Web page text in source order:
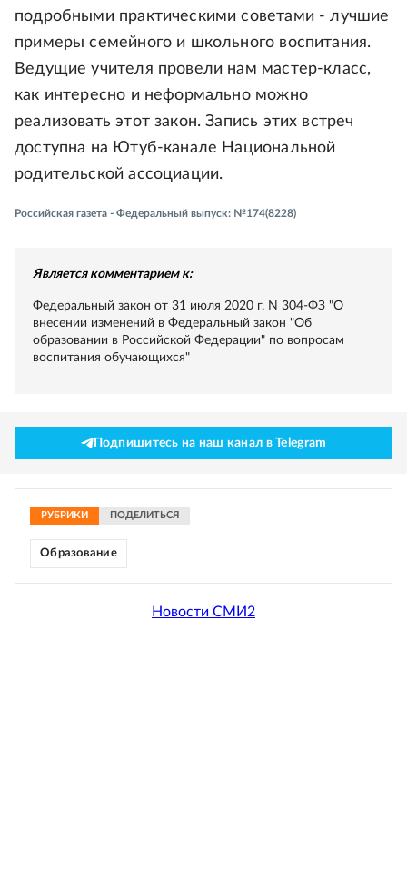
подробными практическими советами - лучшие
примеры семейного и школьного воспитания.
Ведущие учителя провели нам мастер-класс,
как интересно и неформально можно
реализовать этот закон. Запись этих встреч
доступна на Ютуб-канале Национальной
родительской ассоциации.
Российская газета - Федеральный выпуск: №174(8228)
Является комментарием к:
Федеральный закон от 31 июля 2020 г. N 304-ФЗ "О
внесении изменений в Федеральный закон "Об
образовании в Российской Федерации" по вопросам
воспитания обучающихся"
Подпишитесь на наш канал в Telegram
РУБРИКИ ПОДЕЛИТЬСЯ
Образование
Новости СМИ2